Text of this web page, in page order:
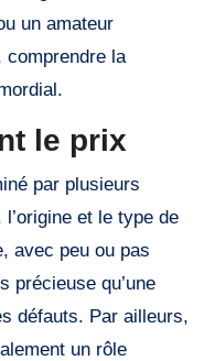
un amateur
comprendre la
le prix
par plusieurs
et le type de
avec peu ou pas
précieuse qu’une
défauts. Par ailleurs,
un rôle